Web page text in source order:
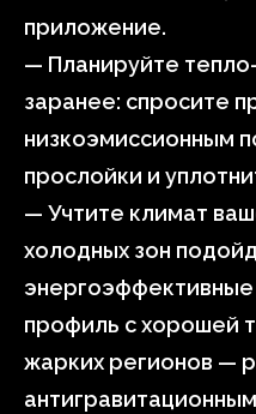
приложение.
— Планируйте
заранее: спросите
низкоэмиссионным
прослойки и
— Учтите климат
холодных зон
профиль с хорошей
жарких регионов —